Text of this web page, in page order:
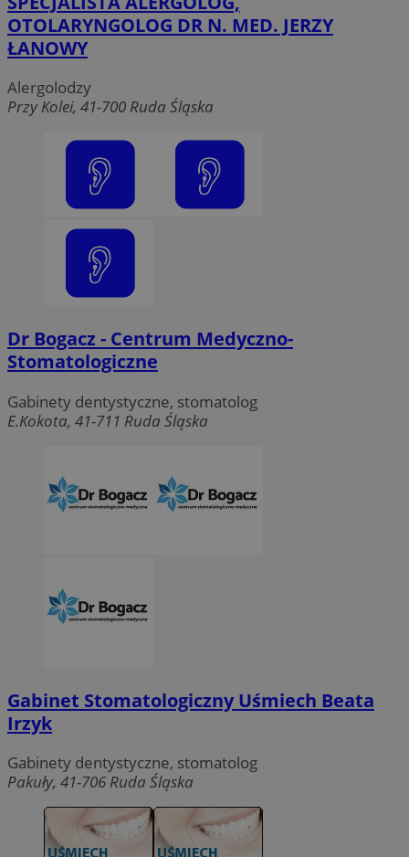
OTOLARYNGOLOG DR N. MED. JERZY
ŁANOWY
Alergolodzy
Przy Kolei, 41-700 Ruda Śląska
Dr Bogacz - Centrum Medyczno-
Stomatologiczne
Gabinety dentystyczne, stomatolog
E.Kokota, 41-711 Ruda Śląska
Gabinet Stomatologiczny Uśmiech Beata
Irzyk
Gabinety dentystyczne, stomatolog
Pakuły, 41-706 Ruda Śląska